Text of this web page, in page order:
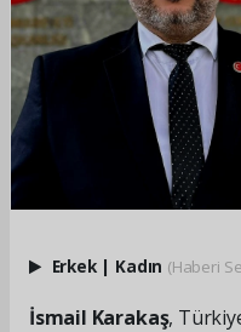
Erkek | Kadın (Haberi
İsmail Karakaş,